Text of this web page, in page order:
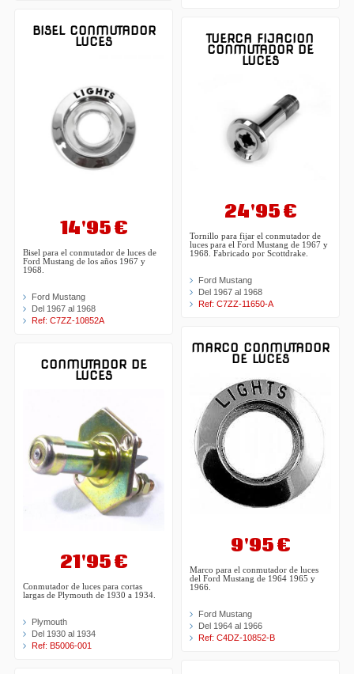
BISEL CONMUTADOR
LUCES
14'95 €
Bisel para el conmutador de luces de
Ford Mustang de los años 1967 y
1968.
Ford Mustang
Del 1967 al 1968
Ref: C7ZZ-10852A
CONMUTADOR DE
LUCES
21'95 €
Conmutador de luces para cortas
largas de Plymouth de 1930 a 1934.
Plymouth
Del 1930 al 1934
Ref: B5006-001
TUERCA FIJACION
CONMUTADOR DE
LUCES
24'95 €
Tornillo para fijar el conmutador de
luces para el Ford Mustang de 1967 y
1968. Fabricado por Scottdrake.
Ford Mustang
Del 1967 al 1968
Ref: C7ZZ-11650-A
MARCO CONMUTADOR
DE LUCES
9'95 €
Marco para el conmutador de luces
del Ford Mustang de 1964 1965 y
1966.
Ford Mustang
Del 1964 al 1966
Ref: C4DZ-10852-B